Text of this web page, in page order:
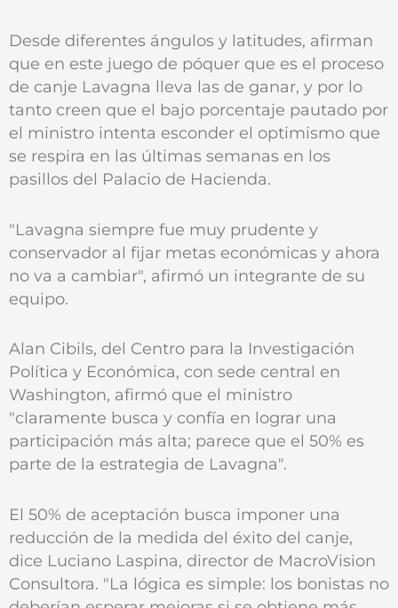
Desde diferentes ángulos y latitudes, afirman
que en este juego de póquer que es el proceso
de canje Lavagna lleva las de ganar, y por lo
tanto creen que el bajo porcentaje pautado por
el ministro intenta esconder el optimismo que
se respira en las últimas semanas en los
pasillos del Palacio de Hacienda.
"Lavagna siempre fue muy prudente y
conservador al fijar metas económicas y ahora
no va a cambiar", afirmó un integrante de su
equipo.
Alan Cibils, del Centro para la Investigación
Política y Económica, con sede central en
Washington, afirmó que el ministro
"claramente busca y confía en lograr una
participación más alta; parece que el 50% es
parte de la estrategia de Lavagna".
El 50% de aceptación busca imponer una
reducción de la medida del éxito del canje,
dice Luciano Laspina, director de MacroVision
Consultora. "La lógica es simple: los bonistas no